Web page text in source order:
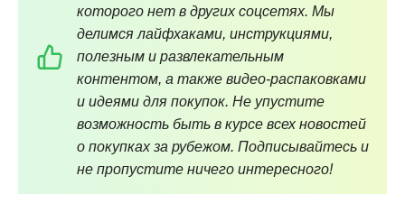
которого нет в других соцсетях. Мы
делимся лайфхаками, инструкциями,
полезным и развлекательным
контентом, а также видео-распаковками
и идеями для покупок. Не упустите
возможность быть в курсе всех новостей
о покупках за рубежом. Подписывайтесь и
не пропустите ничего интересного!